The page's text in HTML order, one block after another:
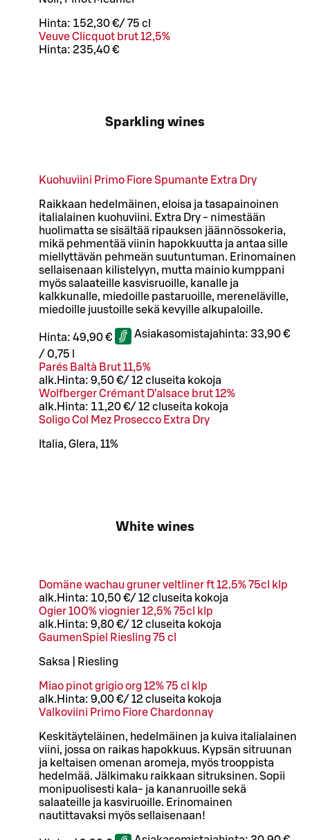
Hinta: 152,30 €/ 75 cl
Veuve Clicquot brut 12,5%
Hinta: 235,40 €
Sparkling wines
Kuohuviini Primo Fiore Spumante Extra Dry
Raikkaan hedelmäinen, eloisa ja tasapainoinen
italialainen kuohuviini. Extra Dry - nimestään
huolimatta se sisältää ripauksen jäännössokeria,
mikä pehmentää viinin hapokkuutta ja antaa sille
miellyttävän pehmeän suutuntuman. Erinomainen
sellaisenaan kilistelyyn, mutta mainio kumppani
myös salaateille kasvisruoille, kanalle ja
kalkkunalle, miedoille pastaruoille, mereneläville,
miedoille juustoille sekä kevyille alkupaloille.
Hinta: 49,90 € Asiakasomistajahinta: 33,90 €
/ 0,75 l
Parés Baltà Brut 11,5%
alk. Hinta: 9,50 €/ 12 cl useita kokoja
Wolfberger Crémant D’alsace brut 12%
alk. Hinta: 11,20 €/ 12 cl useita kokoja
Soligo Col Mez Prosecco Extra Dry
Italia, Glera, 11%
White wines
Domäne wachau gruner veltliner ft 12.5% 75cl klp
alk. Hinta: 10,50 €/ 12 cl useita kokoja
Ogier 100% viognier 12,5% 75cl klp
alk. Hinta: 9,80 €/ 12 cl useita kokoja
GaumenSpiel Riesling 75 cl
Saksa | Riesling
Miao pinot grigio org 12% 75 cl klp
alk. Hinta: 9,00 €/ 12 cl useita kokoja
Valkoviini Primo Fiore Chardonnay
Keskitäyteläinen, hedelmäinen ja kuiva italialainen
viini, jossa on raikas hapokkuus. Kypsän sitruunan
ja keltaisen omenan aromeja, myös trooppista
hedelmää. Jälkimaku raikkaan sitruksinen. Sopii
monipuolisesti kala- ja kananruoille sekä
salaateille ja kasviruoille. Erinomainen
nautittavaksi myös sellaisenaan!